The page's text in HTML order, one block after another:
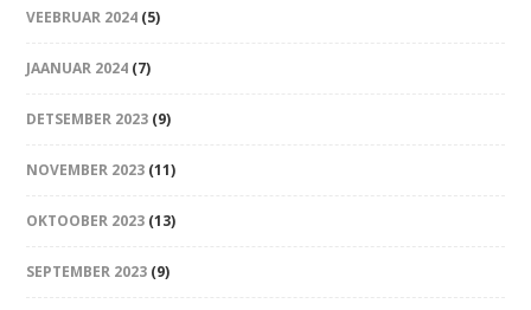
VEEBRUAR 2024 (5)
JAANUAR 2024 (7)
DETSEMBER 2023 (9)
NOVEMBER 2023 (11)
OKTOOBER 2023 (13)
SEPTEMBER 2023 (9)